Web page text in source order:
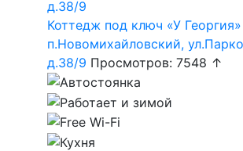
Коттедж под ключ «У Георгия»
п.Новомихайловский,
д.38/9 Просмотров: 7548 ↑